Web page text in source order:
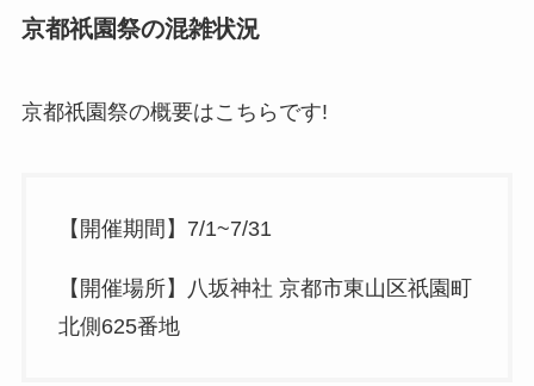
京都祇園祭の混雑状況
京都祇園祭の概要はこちらです!
【開催期間】7/1~7/31
【開催場所】八坂神社 京都市東山区祇園町
北側625番地